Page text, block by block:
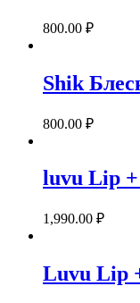
800.00 ₽
Shik
800.00 ₽
luvu Lip +
1,990.00 ₽
Luvu Lip